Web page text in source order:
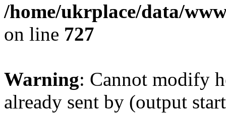
/home/ukrplace/data/
on line 727
Warning: Cannot modify
already sent by (output